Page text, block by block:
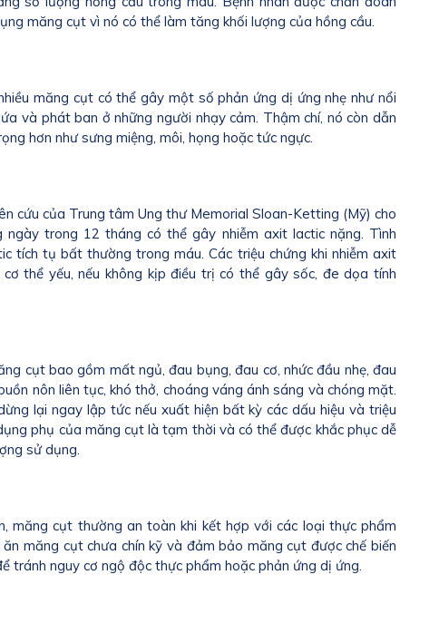
măng cụt vì nó có thể làm tăng khối lượng của hồng cầu.
măng cụt có thể gây một số phản ứng dị ứng nhẹ như nổi
và phát ban ở những người nhạy cảm. Thậm chí, nó còn dẫn
hơn như sưng miệng, môi, họng hoặc tức ngực.
cứu của Trung tâm Ung thư Memorial Sloan-Ketting (Mỹ) cho
trong 12 tháng có thể gây nhiễm axit lactic nặng. Tình
tích tụ bất thường trong máu. Các triệu chứng khi nhiễm axit
thể yếu, nếu không kịp điều trị có thể gây sốc, đe dọa tính
cụt bao gồm mất ngủ, đau bụng, đau cơ, nhức đầu nhẹ, đau
nôn liên tục, khó thở, choáng váng ánh sáng và chóng mặt.
lại ngay lập tức nếu xuất hiện bất kỳ các dấu hiệu và triệu
phụ của măng cụt là tạm thời và có thể được khắc phục dễ
sử dụng.
măng cụt thường an toàn khi kết hợp với các loại thực phẩm
ăn măng cụt chưa chín kỹ và đảm bảo măng cụt được chế biến
tránh nguy cơ ngộ độc thực phẩm hoặc phản ứng dị ứng.